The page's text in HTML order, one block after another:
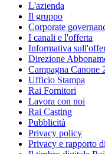
L'azienda
Il gruppo
Corporate
I canali e l'offerta
Informativa
Direzione
Campagna Canone
Ufficio Stampa
Rai Fornitori
Lavora con noi
Rai Casting
Pubblicità
Privacy policy
Privacy e rapporto